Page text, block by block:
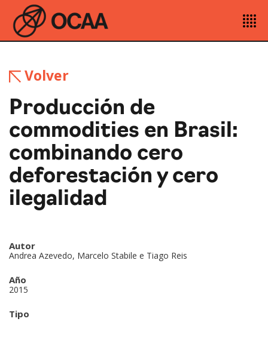
Volver
Producción de
commodities en Brasil:
combinando cero
deforestación y cero
ilegalidad
Autor
Andrea Azevedo, Marcelo Stabile e Tiago Reis
Año
2015
Tipo